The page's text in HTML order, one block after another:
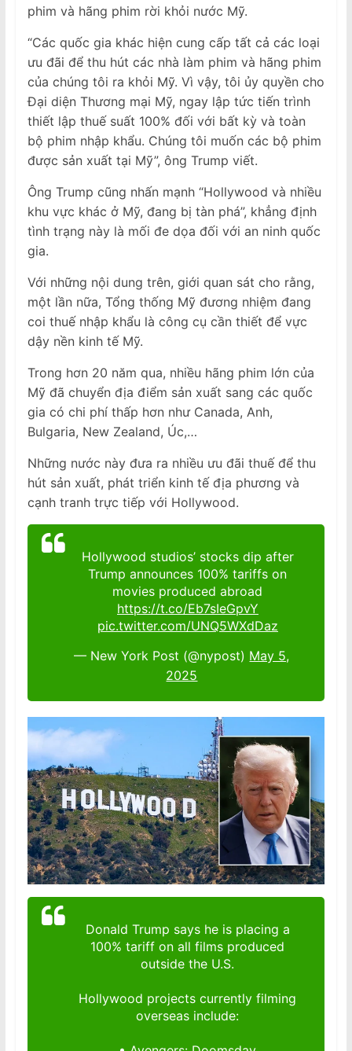
phim và hãng phim rời khỏi nước Mỹ.
“Các quốc gia khác hiện cung cấp tất cả các loại
ưu đãi để thu hút các nhà làm phim và hãng phim
của chúng tôi ra khỏi Mỹ. Vì vậy, tôi ủy quyền cho
Đại diện Thương mại Mỹ, ngay lập tức tiến trình
thiết lập thuế suất 100% đối với bất kỳ và toàn
bộ phim nhập khẩu. Chúng tôi muốn các bộ phim
được sản xuất tại Mỹ”, ông Trump viết.
Ông Trump cũng nhấn mạnh “Hollywood và nhiều
khu vực khác ở Mỹ, đang bị tàn phá”, khẳng định
tình trạng này là mối đe dọa đối với an ninh quốc
gia.
Với những nội dung trên, giới quan sát cho rằng,
một lần nữa, Tổng thống Mỹ đương nhiệm đang
coi thuế nhập khẩu là công cụ cần thiết để vực
dậy nền kinh tế Mỹ.
Trong hơn 20 năm qua, nhiều hãng phim lớn của
Mỹ đã chuyển địa điểm sản xuất sang các quốc
gia có chi phí thấp hơn như Canada, Anh,
Bulgaria, New Zealand, Úc,…
Những nước này đưa ra nhiều ưu đãi thuế để thu
hút sản xuất, phát triển kinh tế địa phương và
cạnh tranh trực tiếp với Hollywood.
Hollywood studios’ stocks dip after
Trump announces 100% tariffs on
movies produced abroad
https://t.co/Eb7sIeGpvY
pic.twitter.com/UNQ5WXdDaz
— New York Post (@nypost) May 5,
2025
Donald Trump says he is placing a
100% tariff on all films produced
outside the U.S.
Hollywood projects currently filming
overseas include: